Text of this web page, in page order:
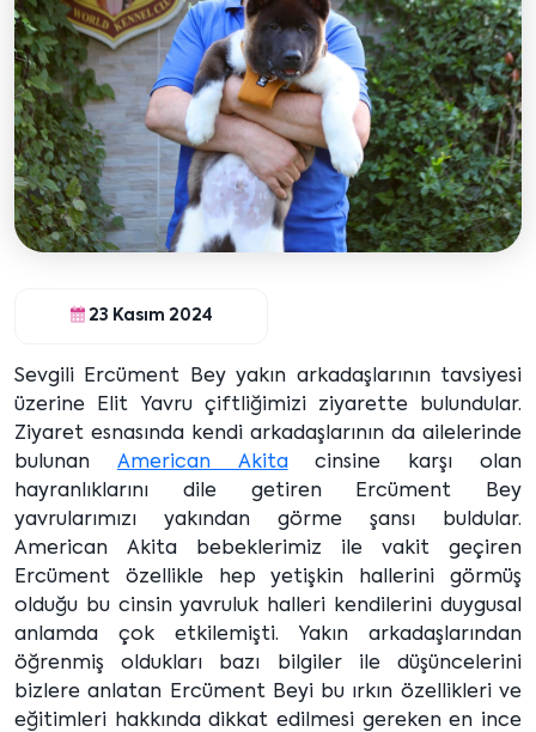
23 Kasım 2024
Sevgili Ercüment Bey yakın arkadaşlarının tavsiyesi
üzerine Elit Yavru çiftliğimizi ziyarette bulundular.
Ziyaret esnasında kendi arkadaşlarının da ailelerinde
bulunan American Akitacinsine karşı olan
hayranlıklarını dile getiren Ercüment Bey
yavrularımızı yakından görme şansı buldular.
American Akita bebeklerimiz ile vakit geçiren
Ercüment özellikle hep yetişkin hallerini görmüş
olduğu bu cinsin yavruluk halleri kendilerini duygusal
anlamda çok etkilemişti. Yakın arkadaşlarından
öğrenmiş oldukları bazı bilgiler ile düşüncelerini
bizlere anlatan Ercüment Beyi bu ırkın özellikleri ve
eğitimleri hakkında dikkat edilmesi gereken en ince